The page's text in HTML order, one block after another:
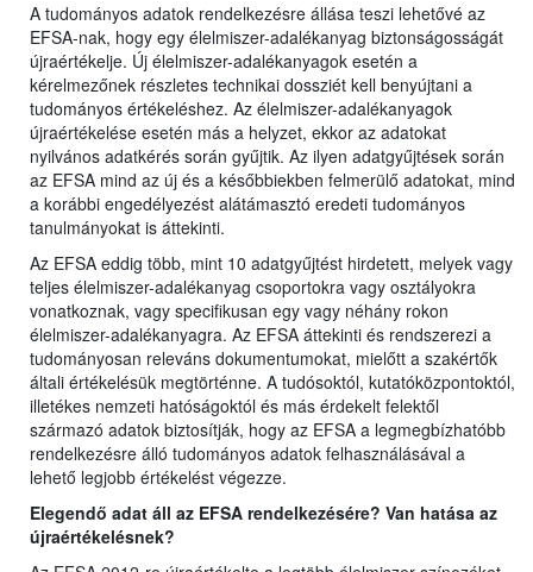
A tudományos adatok rendelkezésre állása teszi lehetővé az
EFSA-nak, hogy egy élelmiszer-adalékanyag biztonságosságát
újraértékelje. Új élelmiszer-adalékanyagok esetén a
kérelmezőnek részletes technikai dossziét kell benyújtani a
tudományos értékeléshez. Az élelmiszer-adalékanyagok
újraértékelése esetén más a helyzet, ekkor az adatokat
nyilvános adatkérés során gyűjtik. Az ilyen adatgyűjtések során
az EFSA mind az új és a későbbiekben felmerülő adatokat, mind
a korábbi engedélyezést alátámasztó eredeti tudományos
tanulmányokat is áttekinti.
Az EFSA eddig több, mint 10 adatgyűjtést hirdetett, melyek vagy
teljes élelmiszer-adalékanyag csoportokra vagy osztályokra
vonatkoznak, vagy specifikusan egy vagy néhány rokon
élelmiszer-adalékanyagra. Az EFSA áttekinti és rendszerezi a
tudományosan releváns dokumentumokat, mielőtt a szakértők
általi értékelésük megtörténne. A tudósoktól, kutatóközpontoktól,
illetékes nemzeti hatóságoktól és más érdekelt felektől
származó adatok biztosítják, hogy az EFSA a legmegbízhatóbb
rendelkezésre álló tudományos adatok felhasználásával a
lehető legjobb értékelést végezze.
Elegendő adat áll az EFSA rendelkezésére? Van hatása az
újraértékelésnek?